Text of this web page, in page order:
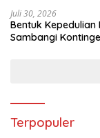
Juli 30, 2026
Bentuk
Sambangi
Terpopuler